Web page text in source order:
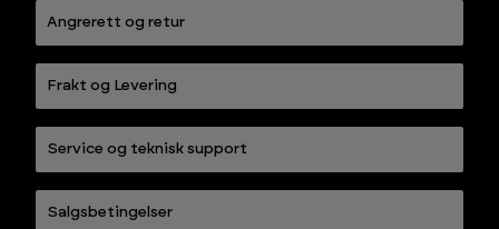
Angrerett og retur
Frakt og Levering
Service og teknisk support
Salgsbetingelser